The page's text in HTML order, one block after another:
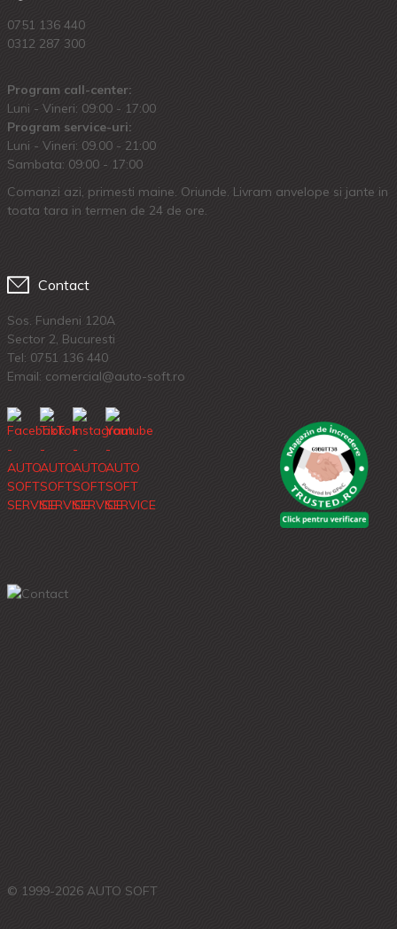
0751 136 440
0312 287 300
Program call-center:
Luni - Vineri: 09:00 - 17:00
Program service-uri:
Luni - Vineri: 09.00 - 21:00
Sambata: 09:00 - 17:00
Comanzi azi, primesti maine. Oriunde. Livram anvelope si jante in
toata tara in termen de 24 de ore.
Contact
Sos. Fundeni 120A
Sector 2, Bucuresti
Tel: 0751 136 440
Email: comercial@auto-soft.ro
© 1999-2026 AUTO SOFT